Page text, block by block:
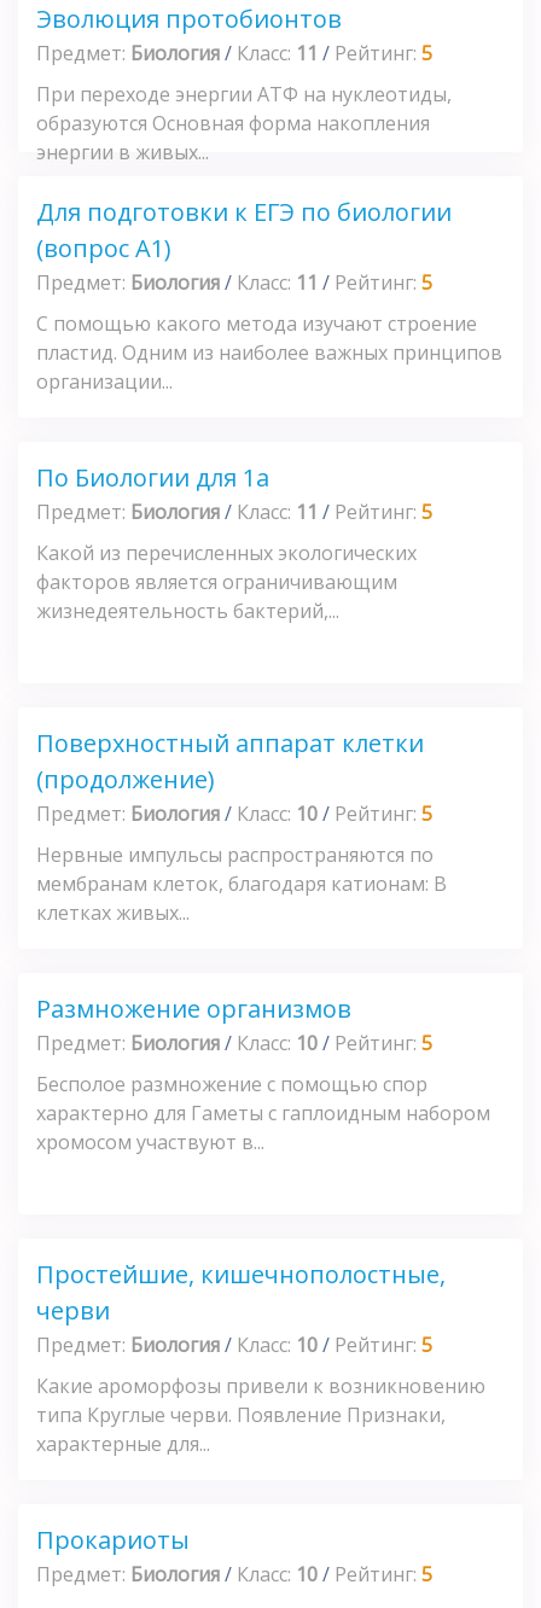
Эволюция протобионтов
Предмет: Биология/ Класс: 11 / Рейтинг: 5
При переходе энергии АТФ на нуклеотиды,
образуются Основная форма накопления
энергии в живых...
Для подготовки к ЕГЭ по биологии
(вопрос А1)
Предмет: Биология/ Класс: 11 / Рейтинг: 5
С помощью какого метода изучают строение
пластид. Одним из наиболее важных принципов
организации...
По Биологии для 1а
Предмет: Биология/ Класс: 11 / Рейтинг: 5
Какой из перечисленных экологических
факторов является ограничивающим
жизнедеятельность бактерий,...
Поверхностный аппарат клетки
(продолжение)
Предмет: Биология/ Класс: 10/ Рейтинг: 5
Нервные импульсы распространяются по
мембранам клеток, благодаря катионам: В
клетках живых...
Размножение организмов
Предмет: Биология/ Класс: 10/ Рейтинг: 5
Бесполое размножение с помощью спор
характерно для Гаметы с гаплоидным набором
хромосом участвуют в...
Простейшие, кишечнополостные,
черви
Предмет: Биология/ Класс: 10/ Рейтинг: 5
Какие ароморфозы привели к возникновению
типа Круглые черви. Появление Признаки,
характерные для...
Прокариоты
Предмет: Биология/ Класс: 10/ Рейтинг: 5